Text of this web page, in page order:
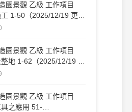
園景觀 乙級 工作項目
1-50（2025/12/19 更
園景觀 乙級 工作項目
地 1-62（2025/12/19 更
園景觀 乙級 工作項目
之應用 51-